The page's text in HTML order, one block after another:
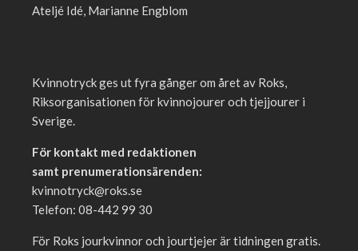
Ateljé Idé, Marianne Engblom
Kvinnotryck ges ut fyra gånger om året av Roks,
Riksorganisationen för kvinnojourer och tjejjourer i
Sverige.
För kontakt med redaktionen
samt prenumerationsärenden:
kvinnotryck@roks.se
Telefon: 08-442 99 30
För Roks jourkvinnor och jourtjejer är tidningen gratis.